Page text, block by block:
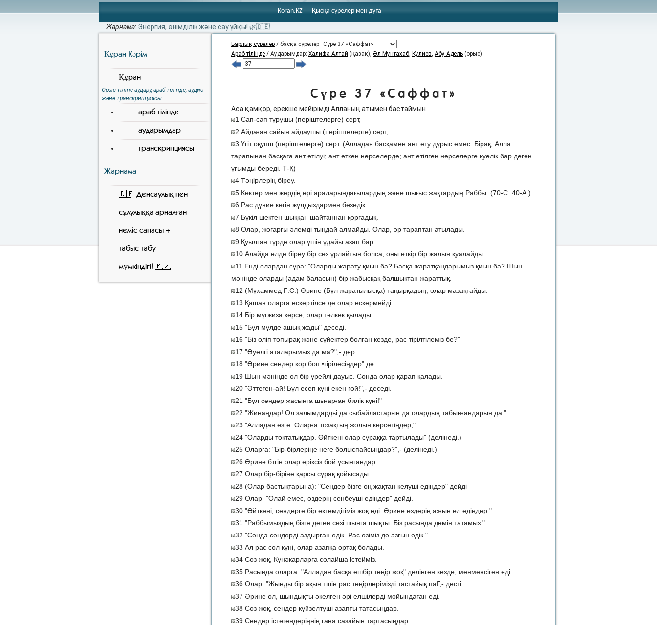
Koran.KZ Қысқа сүрелер мен дұға
Жарнама: Энергия, өнімділік және сау ұйқы! 🌿🇩🇪
Құран Кәрiм
Құран
Орыс тіліне аудару, араб тілінде, аудио
және транскрипциясы
араб тілінде
аударымдар
транскрипциясы
Жарнама
🇩🇪 Денсаулық пен
сұлулыққа арналған
неміс сапасы +
табыс табу
мүмкіндігі! 🇰🇿
Барлық сүрелер / басқа сүрелер
Араб тілінде / Аударымдар: Халифа Алтай (қазақ), Әл-Мунтахаб, Кулиев, Абу-Адель (орыс)
Сүре 37 «Саффат»
Аса қамқор, ерекше мейірімді Алланың атымен бастаймын
1 Сап-сап тұрушы (періштелерге) серт,
2 Айдаған сайын айдаушы (періштелерге) серт,
3 Үгіт оқупш (періштелерге) серт. (Алладан басқамен ант ету дүрыс емес. Бірақ, Алла
тарапынан басқага ант етілуі; ант еткен нәрселерде; ант етілген нәрселерге куәлік бар деген
үғымды береді. Т-Қ)
4 Тәңірлерің біреу.
5 Көктер мен жердің әрі араларындағылардың және шығыс жақтардың Раббы. (70-С. 40-А.)
6 Рас дүние көгін жүлдыздармен безедік.
7 Бүкіл шектен шыққан шайтаннан қорғадық.
8 Олар, жоғаргы әлемді тыңдай алмайды. Олар, әр тараптан атылады.
9 Қуылган түрде олар үшін үдайы азап бар.
10 Алайда әлде біреу бір сөз үрлайтын болса, оны өткір бір жалын қуалайды.
11 Енді олардан сүра: "Оларды жарату қиын ба? Басқа жаратқандарымыз қиын ба? Шын
мәнінде оларды (адам баласын) бір жабысқақ балшыктан жараттық.
12 (Мұхаммед Ғ.С.) Әрине (Бүл жаратылысқа) таңырқадың, олар мазақтайды.
13 Қашан оларға ескертілсе де олар ескермейді.
14 Бір мүгжиза көрсе, олар тәлкек қылады.
15 "Бүл мүлде ашық жады" деседі.
16 "Біз өліп топырақ және сүйектер болган кезде, рас тірілтілеміз бе?"
17 "Әуелгі аталарымыз да ма?",- дер.
18 "Әрине сендер кор боп •гірілесіңдер" де.
19 Шын мәнінде ол бір үрейлі дауыс. Сонда олар қарап қалады.
20 "Әттеген-ай! Бұл есеп күні екен ғой!",- деседі.
21 "Бүл сендер жасынга шығарған билік күні!"
22 "Жинаңдар! Ол залымдардьі да сыбайластарын да олардың табынғандарын да:"
23 "Алладан өзге. Оларға тозақтың жолын көрсетіңдер;"
24 "Оларды тоқтатықдар. Өйткені олар сүраққа тартылады" (делінеді.)
25 Оларға: "Бір-бірлеріңе неге болыспайсыңдар?",- (делінеді.)
26 Әрине бтгін олар еріксіз бой үсынгандар.
27 Олар бір-біріне қарсы сүрақ қойысады.
28 (Олар бастықтарына): "Сендер бізге оң жақтан келуші едіңдер" дейді
29 Олар: "Олай емес, өздерің сенбеуші едіңдер" дейді.
30 "Өйткені, сендерге бір өктемдігіміз жоқ еді. Әрине өздерің азғын ел едіңдер."
31 "Раббымыздың бізге деген сөзі шынга шықты. Біз расында дәмін татамыз."
32 "Сонда сендерді аздырған едік. Рас өзіміз де азгын едік."
33 Ал рас сол күні, олар азапқа ортақ болады.
34 Сөз жоқ, Күнәкарларга солайша істейміз.
35 Расында оларга: "Алладан басқа ешбір тәңір жоқ" делінген кезде, менменсіген еді.
36 Олар: "Жынды бір ақын тшін рас тәңірлерімізді тастайық паГ,- десті.
37 Әрине ол, шындықты әкелген әрі елшілерді мойындаған еді.
38 Сөз жоқ, сендер күйзелтуші азапты татасыңдар.
39 Сендер істөгендеріңнің гана сазайын тартасыңдар.